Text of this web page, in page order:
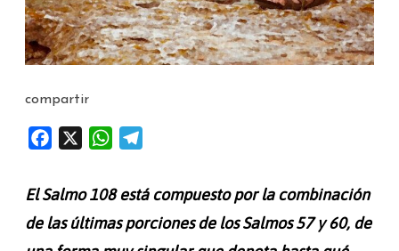
compartir
b
W
s
g
El Salmo 108 está compuesto por la combinación
de las últimas porciones de los Salmos 57 y 60, de